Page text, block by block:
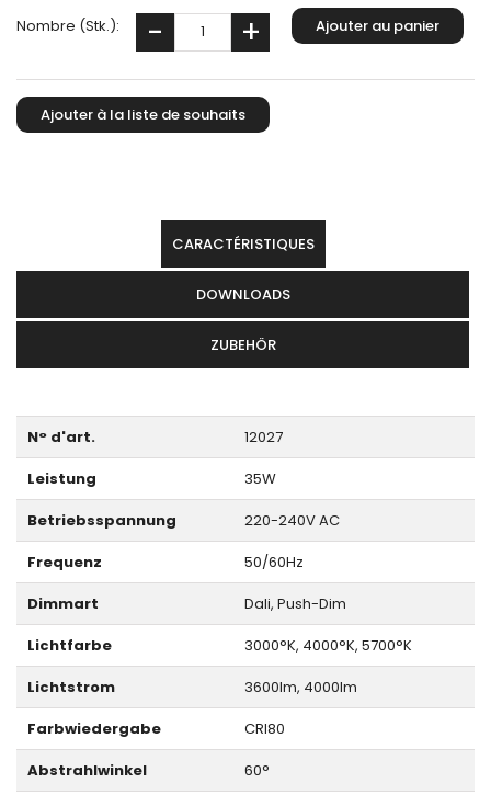
Nombre (Stk.):
CARACTÉRISTIQUES
DOWNLOADS
ZUBEHÖR
N° d'art.
12027
Leistung
35W
Betriebsspannung
220-240V AC
Frequenz
50/60Hz
Dimmart
Dali, Push-Dim
Lichtfarbe
3000°K, 4000°K, 5700°K
Lichtstrom
3600lm, 4000lm
Farbwiedergabe
CRI80
Abstrahlwinkel
60°